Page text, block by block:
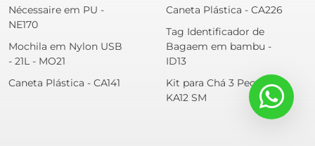
Nécessaire em PU -
NE170
Mochila em Nylon USB
- 21L - MO21
Caneta Plástica - CA141
Caneta Plástica - CA226
Tag Identificador de
Bagaem em bambu -
ID13
Kit para Chá 3 Peças -
KA12 SM